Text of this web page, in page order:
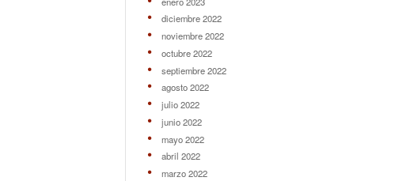
diciembre 2022
noviembre 2022
octubre 2022
septiembre 2022
agosto 2022
julio 2022
junio 2022
mayo 2022
abril 2022
marzo 2022